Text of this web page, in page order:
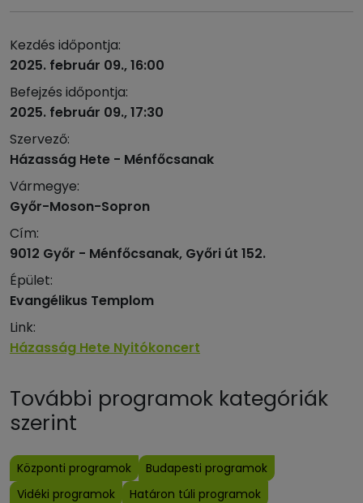
Kezdés időpontja:
2025. február 09., 16:00
Befejzés időpontja:
2025. február 09., 17:30
Szervező:
Házasság Hete - Ménfőcsanak
Vármegye:
Győr-Moson-Sopron
Cím:
9012 Győr - Ménfőcsanak, Győri út 152.
Épület:
Evangélikus Templom
Link:
Házasság Hete Nyitókoncert
További programok kategóriák
szerint
Központi programok
Budapesti programok
Vidéki programok
Határon túli programok